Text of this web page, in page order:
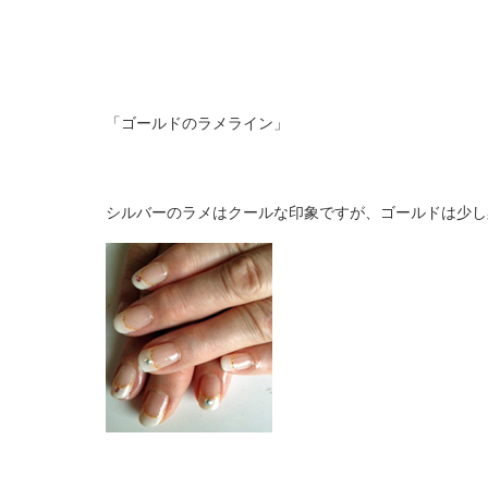
「ゴールドのラメライン」
シルバーのラメはクールな印象ですが、ゴールドは少